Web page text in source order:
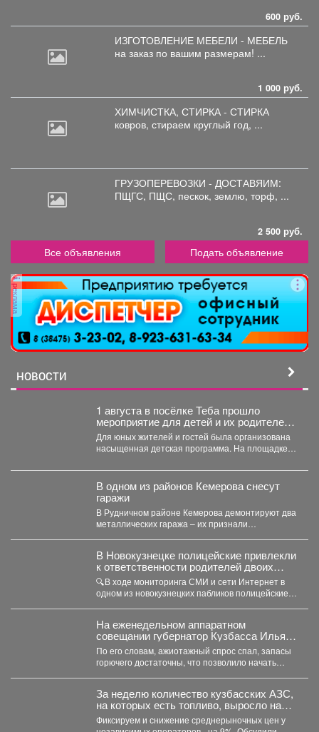
600 руб.
ИЗГОТОВЛЕНИЕ МЕБЕЛИ - МЕБЕЛЬ
на заказ по вашим размерам! ...
1 000 руб.
ХИМЧИСТКА, СТИРКА - СТИРКА
ковров, стираем круглый год, ...
ГРУЗОПЕРЕВОЗКИ - ДОСТАВЯИМ:
ПЩГС, ПЩС, пескок, землю, торф, ...
2 500 руб.
Все объявления Подать объявление
реклама
НОВОСТИ
1 августа в посёлке Теба прошло
мероприятие для детей и их родителей
посвященное дню рождения поселка.
Для юных жителей и гостей была организована
насыщенная детская программа. На площадке
В одном из районов Кемерова снесут
гаражи
В Рудничном районе Кемерова демонтируют два
металлических гаража – их признали
В Новокузнецке полицейские привлекли
к ответственности родителей двоих
зацеперов
🔍В ходе мониторинга СМИ и сети Интернет в
одном из новокузнецких пабликов полицейские
На еженедельном аппаратном
совещании губернатор Кузбасса Илья
Середюк заявил о стабилизации
ситуации с топливом в регионе.
По его словам, ажиотажный спрос спал, запасы
горючего достаточны, что позволило начать
За неделю количество кузбасских АЗС,
на которых есть топливо, выросло на
21,3%.
Фиксируем и снижение среднерыночных цен у